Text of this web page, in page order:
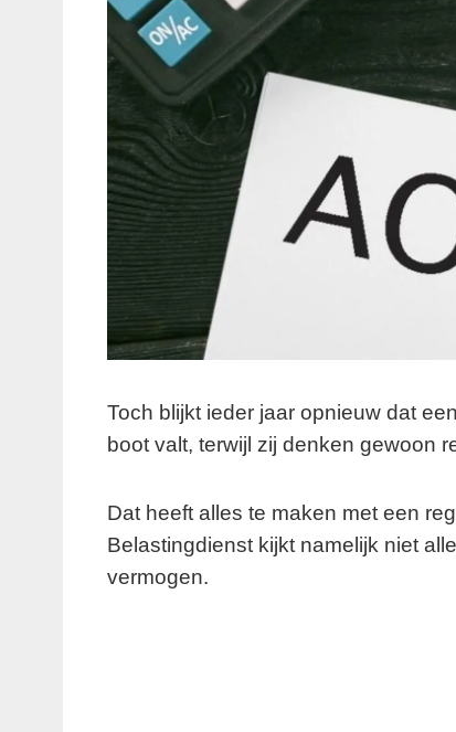
Toch blijkt ieder jaar opnieuw dat
boot valt, terwijl zij denken gewoon
Dat heeft alles te maken met een
Belastingdienst kijkt namelijk niet
vermogen.